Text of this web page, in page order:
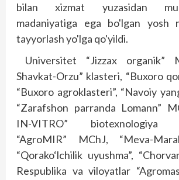
bilan xizmat yuzasidan
madaniyatiga ega bo'lgan yosh
tayyorlash yo'lga qo'yildi.
Universitet “Jizzax organik”
Shavkat-Orzu” klasteri, “Buxoro
“Buxoro agroklasteri”, “Navoiy
“Zarafshon parranda Lomann”
IN-VITRO” biotexnologiya
“AgroMIR” MChJ, “Meva-
“Qorako‘lchilik uyushma”,
Respublika va viloyatlar